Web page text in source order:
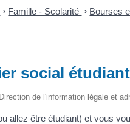
> Famille - Scolarité > Bourses
social
de l'information légale et
allez être étudiant) et vous